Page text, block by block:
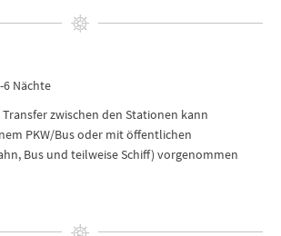
6 Nächte
Transfer zwischen den Stationen kann
PKW/Bus oder mit öffentlichen
Bus und teilweise Schiff) vorgenommen